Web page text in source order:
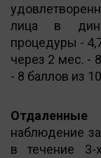
лица в
процедуры -
через 2 мес. -
- 8 баллов из
наблюдение
в течение 3-